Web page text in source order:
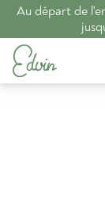
Au départ de